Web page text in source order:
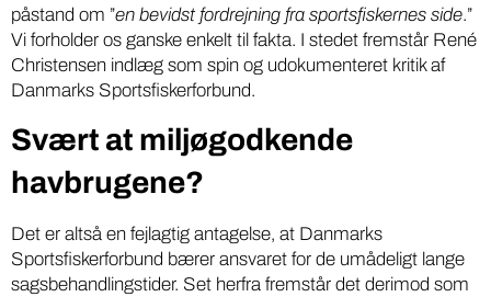
påstand om ”en bevidst fordrejning fra sportsfiskernes side.”
Vi forholder os ganske enkelt til fakta. I stedet fremstår René
Christensen indlæg som spin og udokumenteret kritik af
Danmarks Sportsfiskerforbund.
Svært at miljøgodkende
havbrugene?
Det er altså en fejlagtig antagelse, at Danmarks
Sportsfiskerforbund bærer ansvaret for de umådeligt lange
sagsbehandlingstider. Set herfra fremstår det derimod som